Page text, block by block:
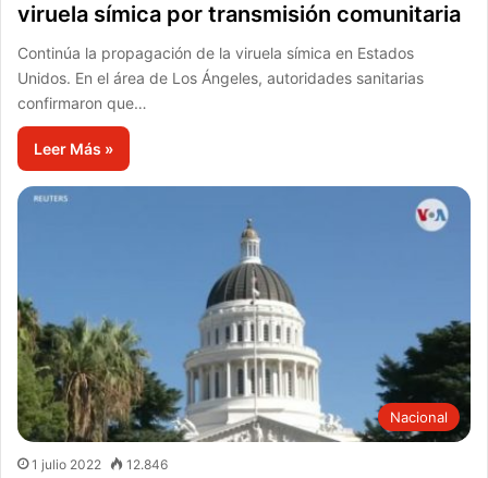
viruela símica por transmisión comunitaria
Continúa la propagación de la viruela símica en Estados
Unidos. En el área de Los Ángeles, autoridades sanitarias
confirmaron que…
Leer Más »
Nacional
1 julio 2022 12.846